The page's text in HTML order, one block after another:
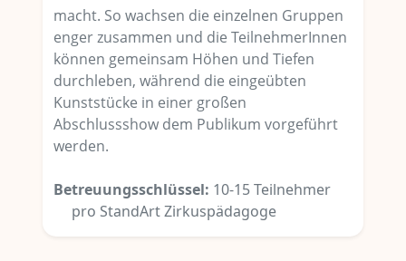
macht. So wachsen die einzelnen Gruppen
enger zusammen und die TeilnehmerInnen
können gemeinsam Höhen und Tiefen
durchleben, während die eingeübten
Kunststücke in einer großen
Abschlussshow dem Publikum vorgeführt
werden.
Betreuungsschlüssel: 10-15 Teilnehmer
pro StandArt Zirkuspädagoge